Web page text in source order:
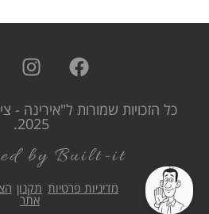
כל הזכויות שמורות ל"אירינה -
2025.
by Built-it
מדיניות פרטיות תקנון
אתר